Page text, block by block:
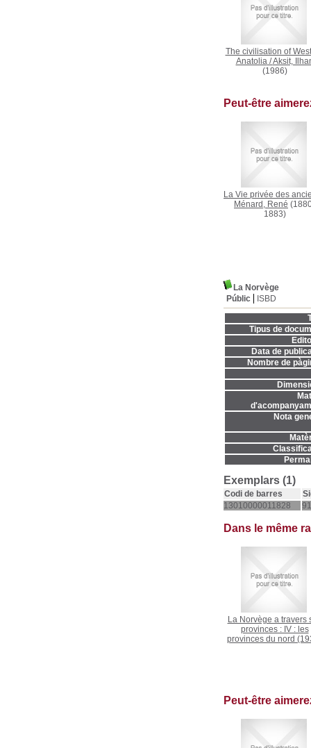
The civilisation of
Anatolia/Aksit,
(1986)
Peut-être
La Vie privée des
Ménard, René
1883)
La Norvège
Públic
ISBD
Tipus de
Data de
Nombre de
Nota
Exemplars (1)
Codi de barres
13010000011828
Dans le même
La Norvège a travers
provinces : IV : les
provinces du nord
Peut-être